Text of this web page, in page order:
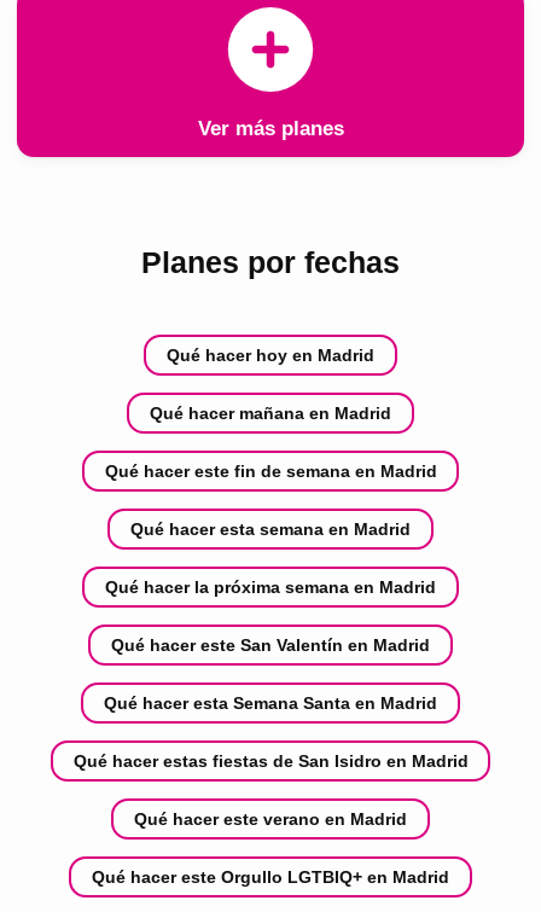
Ver más planes
Planes por fechas
Qué hacer hoy en Madrid
Qué hacer mañana en Madrid
Qué hacer este fin de semana en Madrid
Qué hacer esta semana en Madrid
Qué hacer la próxima semana en Madrid
Qué hacer este San Valentín en Madrid
Qué hacer esta Semana Santa en Madrid
Qué hacer estas fiestas de San Isidro en Madrid
Qué hacer este verano en Madrid
Qué hacer este Orgullo LGTBIQ+ en Madrid